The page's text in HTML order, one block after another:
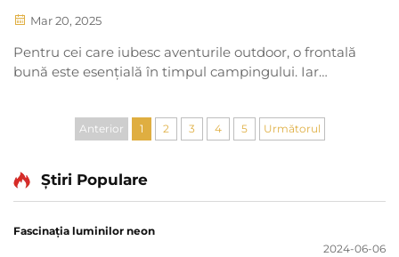
Mar 20, 2025
Pentru cei care iubesc aventurile outdoor, o frontală
bună este esențială în timpul campingului. Iar
entuziaști ai campingului. Ce o face să stea pe locul ei
Anterior 1 2 3 4 5 Următorul
Știri Populare
Fascinația luminilor neon
2024-06-06